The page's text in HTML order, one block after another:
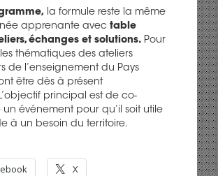
la formule reste la même
apprenante avec table
échanges et solutions. Pour
thématiques des ateliers
de l’enseignement du Pays
être dès à présent
principal est de co-
un événement pour qu’il soit utile
à un besoin du territoire.
X